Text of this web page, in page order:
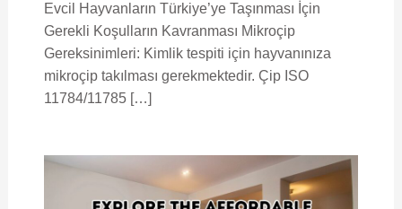
Evcil Hayvanların Türkiye’ye Taşınması İçin
Gerekli Koşulların Kavranması Mikroçip
Gereksinimleri: Kimlik tespiti için hayvanınıza
mikroçip takılması gerekmektedir. Çip ISO
11784/11785 […]